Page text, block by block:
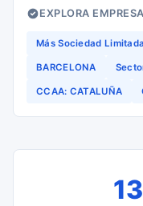
EXPLORA
Más Sociedad
BARCELONA
CCAA: CATALUÑA